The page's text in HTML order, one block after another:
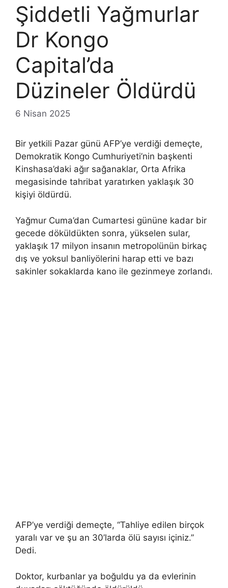
Şiddetli Yağmurlar
Dr Kongo
Capital’da
Düzineler Öldürdü
6 Nisan 2025
Bir yetkili Pazar günü AFP’ye verdiği demeçte,
Demokratik Kongo Cumhuriyeti’nin başkenti
Kinshasa’daki ağır sağanaklar, Orta Afrika
megasisinde tahribat yaratırken yaklaşık 30
kişiyi öldürdü.
Yağmur Cuma’dan Cumartesi gününe kadar bir
gecede döküldükten sonra, yükselen sular,
yaklaşık 17 milyon insanın metropolünün birkaç
dış ve yoksul banliyölerini harap etti ve bazı
sakinler sokaklarda kano ile gezinmeye zorlandı.
AFP’ye verdiği demeçte, “Tahliye edilen birçok
yaralı var ve şu an 30’larda ölü sayısı içiniz.”
Dedi.
Doktor, kurbanlar ya boğuldu ya da evlerinin